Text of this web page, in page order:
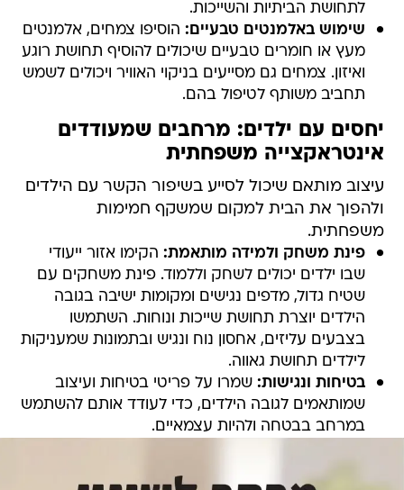
לתחושת הביתיות והשייכות.
שימוש באלמנטים טבעיים: הוסיפו צמחים, אלמנטים
מעץ או חומרים טבעיים שיכולים להוסיף תחושת רוגע
ואיזון. צמחים גם מסייעים בניקוי האוויר ויכולים לשמש
תחביב משותף לטיפול בהם.
יחסים עם ילדים: מרחבים שמעודדים
אינטראקצייה משפחתית
עיצוב מותאם שיכול לסייע בשיפור הקשר עם הילדים
ולהפוך את הבית למקום שמשקף חמימות
משפחתית.
פינת משחק ולמידה מותאמת: הקימו אזור ייעודי
שבו ילדים יכולים לשחק וללמוד. פינת משחקים עם
שטיח גדול, מדפים נגישים ומקומות ישיבה בגובה
הילדים יוצרת תחושת שייכות ונוחות. השתמשו
בצבעים עליזים, אחסון נוח ונגיש ובתמונות שמעניקות
לילדים תחושת גאווה.
בטיחות ונגישות: שמרו על פריטי בטיחות ועיצוב
שמותאמים לגובה הילדים, כדי לעודד אותם להשתמש
במרחב בבטחה ולהיות עצמאיים.